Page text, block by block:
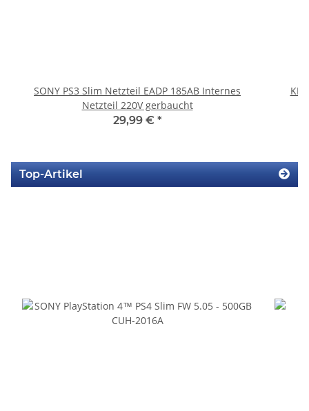
SONY PS3 Slim Netzteil EADP 185AB Internes
Netzteil 220V gerbaucht
29,99 € *
Top-Artikel